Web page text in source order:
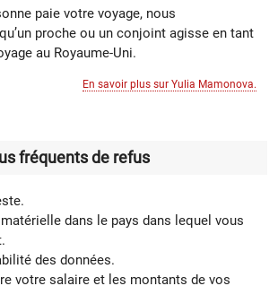
paie votre voyage, nous
proche ou un conjoint agisse en tant
au Royaume-Uni.
En savoir plus sur Yulia Mamonova.
fréquents de refus
dans le pays dans lequel vous
des données.
votre salaire et les montants de vos